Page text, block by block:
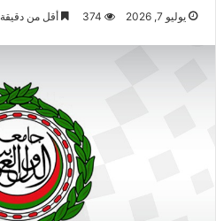
يوليو 7, 2026 374 أقل من دقيقة